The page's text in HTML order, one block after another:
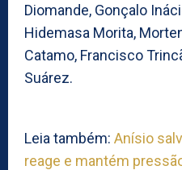
Diomande, Gonçalo
Hidemasa Morita,
Catamo, Francisco
Suárez.
Leia também: Anísio
reage e mantém